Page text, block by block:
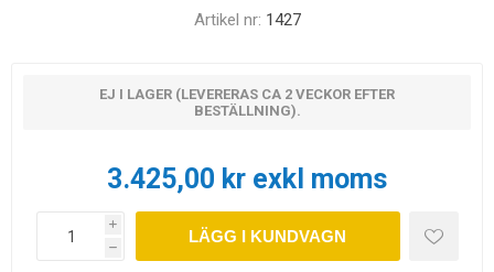
Artikel nr: 1427
EJ I LAGER (LEVERERAS CA 2 VECKOR EFTER
BESTÄLLNING).
3.425,00 kr exkl moms
i
h
LÄGG I KUNDVAGN